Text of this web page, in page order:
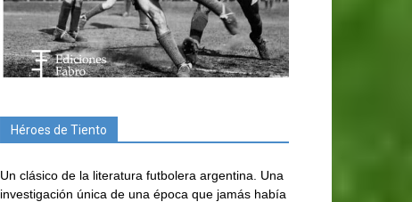
Héroes de Tiento
Un clásico de la literatura futbolera argentina. Una
investigación única de una época que jamás había